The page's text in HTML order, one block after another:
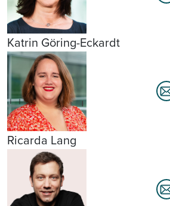
Katrin Göring-Eckardt
Ricarda Lang